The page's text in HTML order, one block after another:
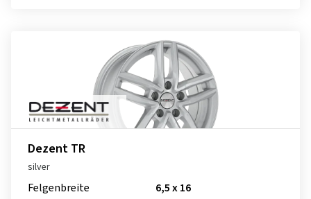
Dezent TR
silver
Felgenbreite
6,5 x 16